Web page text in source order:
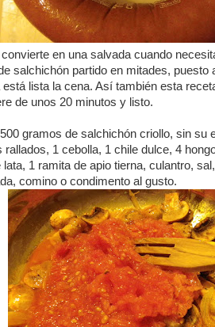
en una salvada cuando
salchichón partido en mitades, puesto
lista la cena. Así también esta
de unos 20 minutos y listo.
gramos de salchichón criollo, sin su
rallados, 1 cebolla, 1 chile dulce, 4
1 ramita de apio tierna, culantro,
comino o condimento al gusto.